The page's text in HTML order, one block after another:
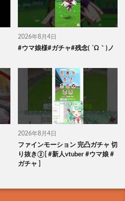
2026年8月4日
#ウマ娘様#ガチャ#残念( ´Ω｀)ノ
2026年8月4日
ファインモーション 完凸ガチャ 切
り抜き②[ #新人vtuber #ウマ娘 #
ガチャ ]